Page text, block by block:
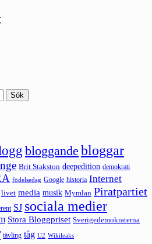
bloggande bloggar
Brit Stakston deepedition demokrati
födelsedag Google historia Internet
livet media musik Mymlan Piratpartiet
SJ sociala medier
Stora Bloggpriset Sverigedemokraterna
tävling tåg U2 Wikileaks